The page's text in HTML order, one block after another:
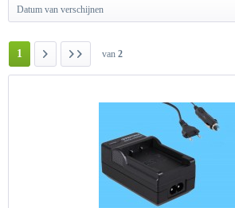
Datum van verschijnen
1 van 2